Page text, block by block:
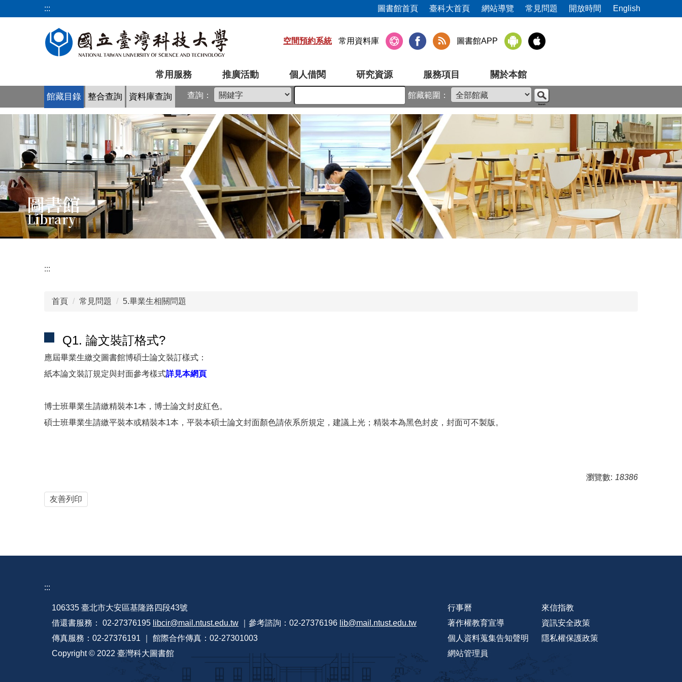
到
::: 圖書館首頁 臺科大首頁 網站導覽 常見問題 開放時間 English
常用服務 推廣活動 個人借閱 研究資源 服務項目 關於本館
空間預約系統 常用資料庫 圖書館APP
圖書館
Library
館藏目錄 整合查詢 資料庫查詢 查詢： 館藏範圍：
:::
首頁 常見問題 5.畢業生相關問題
Q1. 論文裝訂格式?
應屆畢業生繳交圖書館博碩士論文裝訂樣式：
紙本論文裝訂規定與封面參考樣式詳見本網頁
博士班畢業生請繳精裝本1本，博士論文封皮紅色。
碩士班畢業生請繳平裝本或精裝本1本，平裝本碩士論文封面顏色請依系所規定，建議上光；精裝本為黑色封皮，封面可不製版。
瀏覽數: 18386
友善列印
:::
106335 臺北市大安區基隆路四段43號
借還書服務： 02-27376195 libcir@mail.ntust.edu.tw ｜參考諮詢：02-27376196 lib@mail.ntust.edu.tw
傳真服務：02-27376191 ｜ 館際合作傳真：02-27301003
Copyright © 2022 臺灣科大圖書館
行事曆
來信指教
著作權教育宣導
資訊安全政策
個人資料蒐集告知聲明
隱私權保護政策
網站管理員